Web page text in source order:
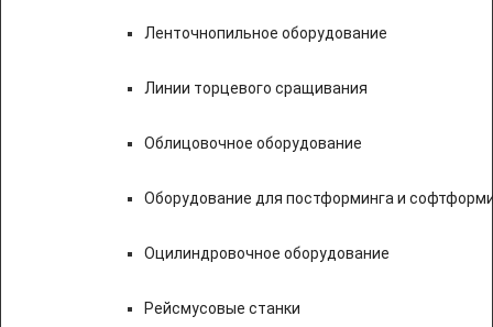
Ленточнопильное оборудование
Линии торцевого сращивания
Облицовочное оборудование
Оборудование для постформинга и
Оцилиндровочное оборудование
Рейсмусовые станки